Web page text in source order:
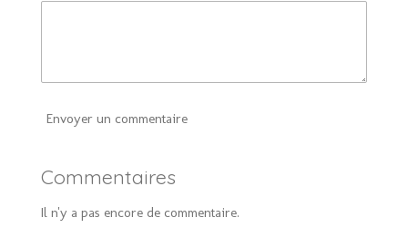
Envoyer un commentaire
Commentaires
Il n'y a pas encore de commentaire.